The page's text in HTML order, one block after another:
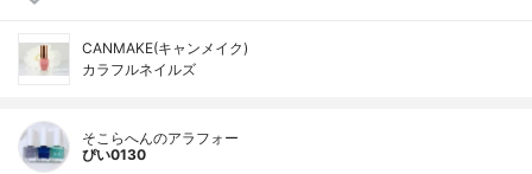
CANMAKE(キャンメイク)
カラフルネイルズ
そこらへんのアラフォー
ぴい0130